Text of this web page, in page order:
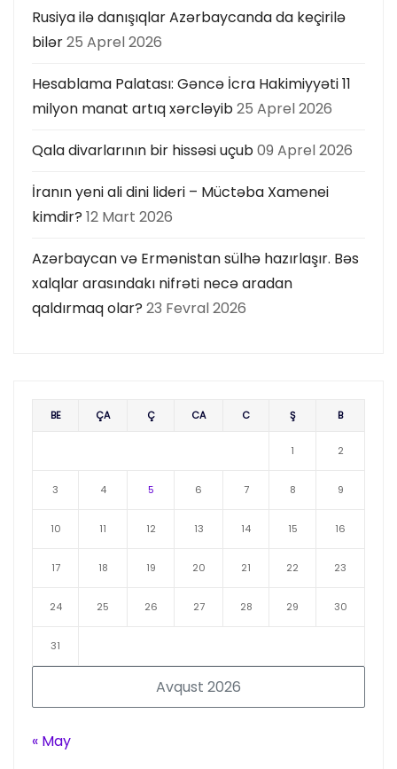
Rusiya ilə danışıqlar Azərbaycanda da keçirilə
bilər25 Aprel 2026
Hesablama Palatası: Gəncə İcra Hakimiyyəti 11
milyon manat artıq xərcləyib25 Aprel 2026
Qala divarlarının bir hissəsi uçub09 Aprel 2026
İranın yeni ali dini lideri – Müctəba Xamenei
kimdir? 12 Mart 2026
Azərbaycan və Ermənistan sülhə hazırlaşır. Bəs
xalqlar arasındakı nifrəti necə aradan
qaldırmaq olar? 23 Fevral 2026
Avqust 2026
BE ÇA Ç CA C Ş B
1 2
3 4 5 6 7 8 9
10 11 12 13 14 15 16
17 18 19 20 21 22 23
24 25 26 27 28 29 30
31
« May